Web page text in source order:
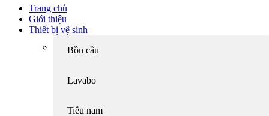
Trang chủ
Giới thiệu
Thiết bị vệ sinh
Bồn cầu
Lavabo
Tiểu nam